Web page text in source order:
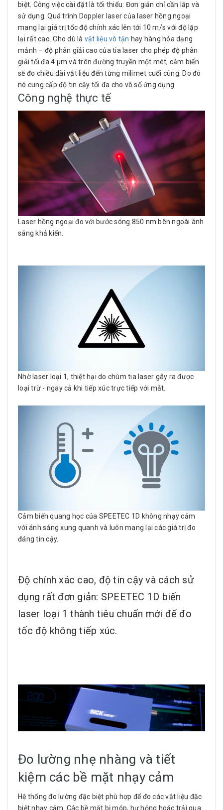
biệt. Công việc cài đặt là tối thiểu: Đơn giản chỉ cần lắp và
sử dụng. Quá trình Doppler laser của laser hồng ngoại
mang lại giá trị tốc độ chính xác lên tới 10 m/s với độ lặp
lại rất cao. Cho dù là vật liệu vô tận hay hàng hóa dạng
mảnh – độ phân giải cao của tia laser cho phép độ phân
giải tối đa 4 µm và trên đường truyền một mét, cảm biến
sẽ đo chiều dài vật liệu đến từng milimet cuối cùng. Do đó
nó cung cấp độ tin cậy tối đa cho vô số ứng dụng.
Công nghệ thực tế
Laser hồng ngoại đo với bước sóng 850 nm bên ngoài ánh
sáng khả kiến.
Nhờ laser loại 1, thiệt hại do chùm tia laser gây ra được
loại trừ - ngay cả khi tiếp xúc trực tiếp với mắt.
Cảm biến quang học của SPEETEC 1D không nhạy cảm
với ánh sáng xung quanh và luôn mang lại các giá trị đo
đáng tin cậy.
Độ chính xác cao, độ tin cậy và cách sử
dụng rất đơn giản: SPEETEC 1D biến
laser loại 1 thành tiêu chuẩn mới để đo
tốc độ không tiếp xúc.
Đo lường nhẹ nhàng và tiết
kiệm các bề mặt nhạy cảm
Hệ thống đo lường đặc biệt phù hợp để đo các vật liệu đặc
biệt nhạy cảm. Các bề mặt bị móp, hư hỏng hoặc trải qua